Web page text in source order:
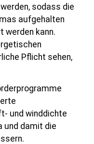
sodass die
aufgehalten
werden kann.
Pflicht sehen,
und winddichte
und damit die